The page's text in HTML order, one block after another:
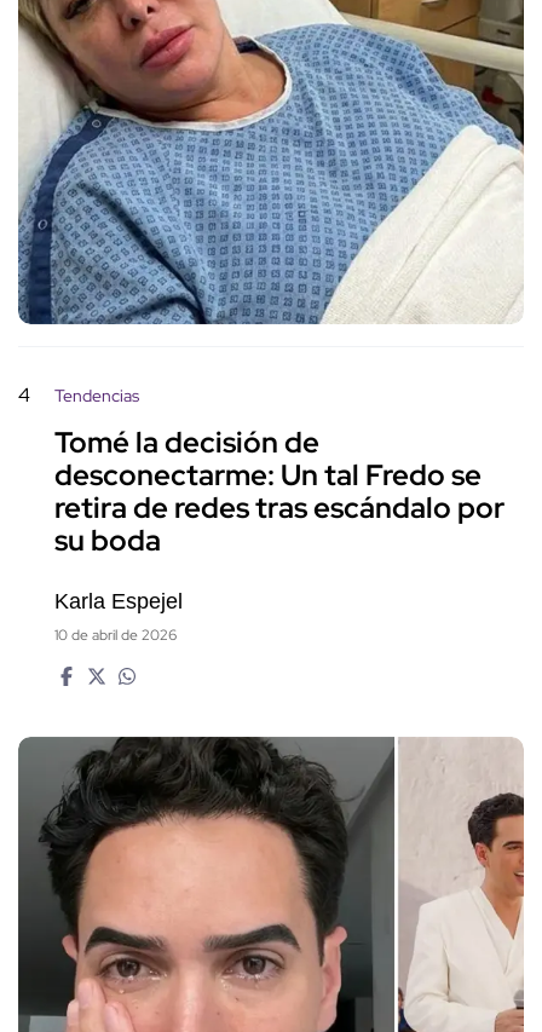
4 Tendencias
Tomé la decisión de
desconectarme: Un tal Fredo se
retira de redes tras escándalo por
su boda
Karla Espejel
10 de abril de 2026